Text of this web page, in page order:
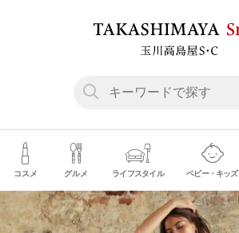
コスメ グルメ ライフスタイル ベビー・キッズ